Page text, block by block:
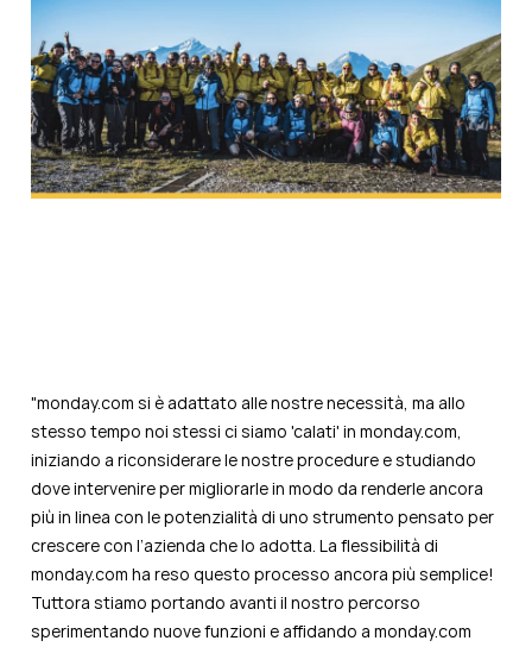
"monday.com si è adattato alle nostre necessità, ma allo
stesso tempo noi stessi ci siamo 'calati' in monday.com,
iniziando a riconsiderare le nostre procedure e studiando
dove intervenire per migliorarle in modo da renderle ancora
più in linea con le potenzialità di uno strumento pensato per
crescere con l’azienda che lo adotta. La flessibilità di
monday.com ha reso questo processo ancora più semplice!
Tuttora stiamo portando avanti il nostro percorso
sperimentando nuove funzioni e affidando a monday.com